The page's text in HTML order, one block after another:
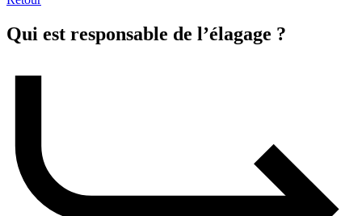
Qui est responsable de l’élagage ?